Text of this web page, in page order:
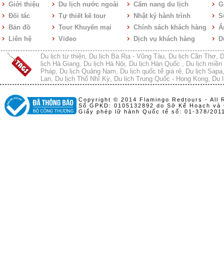
Giới thiệu
Đối tác
Bản đồ
Liên hệ
Du lịch nước ngoài
Tự thiết kế tour
Tour Khuyến mại
Video
Cẩm nang du lịch
Nhật ký hành trình
Chính sách khách hàng
Dịch vụ khách hàng
Du lịch từ thiện, Du lịch Bà Rịa - Vũng Tàu, Du lịch Cần Thơ,
lịch Hà Giang, Du lịch Hà Nội, Du lịch Hàn Quốc , Du lịch miền
Pháp, Du lịch Quảng Nam, Du lịch quốc tế giá rẻ, Du lịch Sapa
Lan, Du lịch Thổ Nhĩ Kỳ, Du lịch Trung Quốc - Hong Kong, Du
Copyright © 2014 Flamingo Redtours - All
Số GPKD: 0105132892 do Sở Kế Hoạch
Giấy phép lữ hành Quốc tế số: 01-378/